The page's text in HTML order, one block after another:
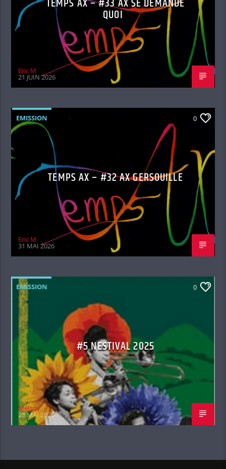
QUOI
Eric M
21 JUIN 2026
EMISSION 0
TEMPS AX – #32 AX GERSOUILLE
Eric M
31 MAI 2026
EMISSION 0
#5 NESTIVAL 2025
Mélany
28 MAI 2026